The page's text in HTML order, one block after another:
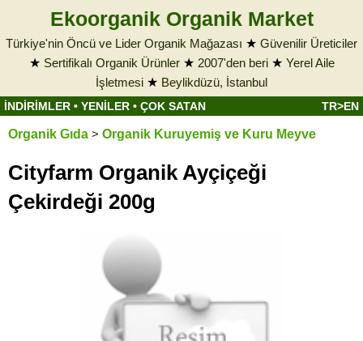
Ekoorganik Organik Market
Türkiye'nin Öncü ve Lider Organik Mağazası ★ Güvenilir Üreticiler
★ Sertifikalı Organik Ürünler★ 2007'den beri★ Yerel Aile
İşletmesi ★ Beylikdüzü, İstanbul
İNDİRİMLER • YENİLER • ÇOK SATAN TR>EN
Organik Gıda > Organik Kuruyemiş ve Kuru Meyve
Cityfarm Organik Ayçiçeği
Çekirdeği 200g